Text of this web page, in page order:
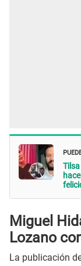
Miguel
Lozano
La publicación